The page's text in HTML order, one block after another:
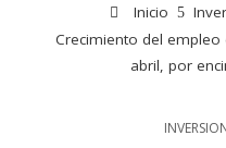
Inicio
Crecimiento del empleo
abril, por